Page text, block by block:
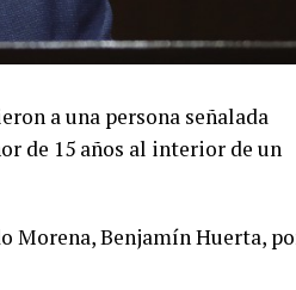
a una persona señalada
de 15 años al interior de un
Morena, Benjamín Huerta,